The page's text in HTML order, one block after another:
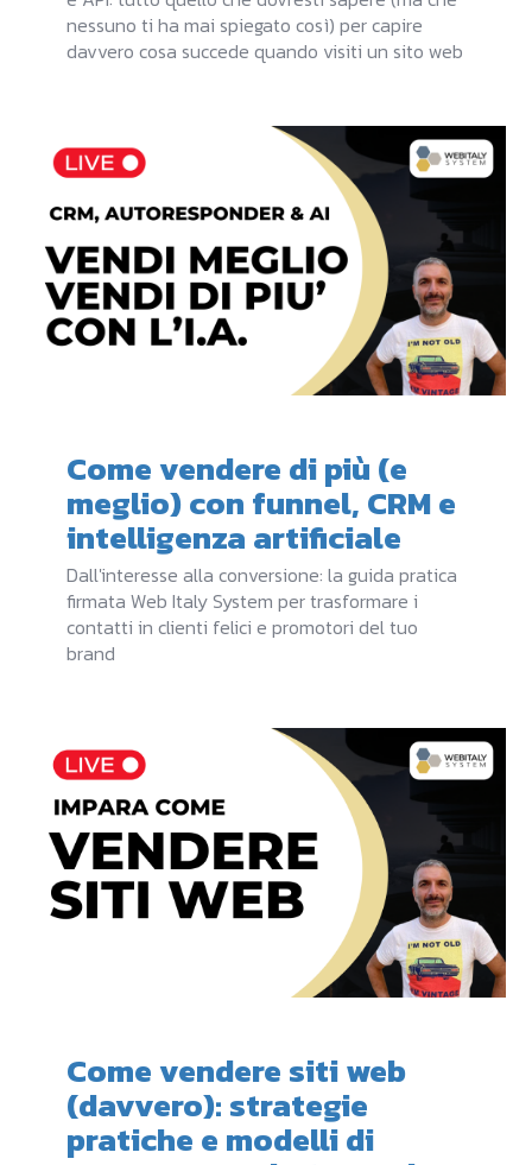
nessuno ti ha mai spiegato così) per capire
davvero cosa succede quando visiti un sito web
Come vendere di più (e
meglio) con funnel, CRM e
intelligenza artificiale
Dall'interesse alla conversione: la guida pratica
firmata Web Italy System per trasformare i
contatti in clienti felici e promotori del tuo
brand
Come vendere siti web
(davvero): strategie
pratiche e modelli di